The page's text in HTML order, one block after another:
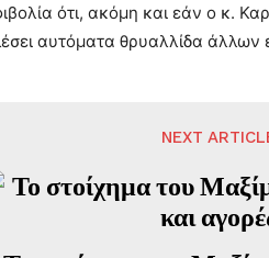
ότι, ακόμη και εάν ο κ.
αυτόματα θρυαλλίδα
NEXT